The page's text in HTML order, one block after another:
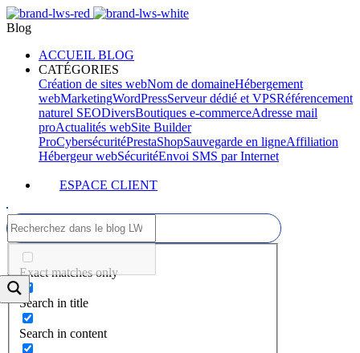
Blog
ACCUEIL BLOG
CATÉGORIES
Création de sites webNom de domaineHébergement
webMarketingWordPressServeur dédié et VPSRéférencement
naturel SEODiversBoutiques e-commerceAdresse mail
proActualités webSite Builder
ProCybersécuritéPrestaShopSauvegarde en ligneAffiliation
Hébergeur webSécuritéEnvoi SMS par Internet
ESPACE CLIENT
Exact matches only
Search in title
Search in content